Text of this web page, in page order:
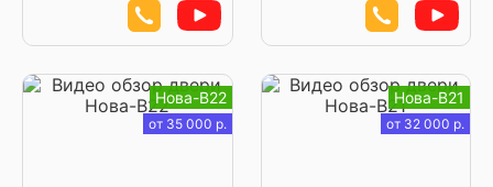
Нова-В22
от 35 000 р.
Нова-В21
от 32 000 р.